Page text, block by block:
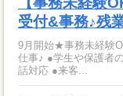
受付&事務♪残
9月開始★事務未経験
仕事♪ ●学生や保護者
話対応 ●来客...